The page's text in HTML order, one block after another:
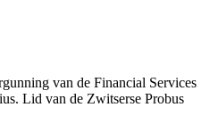
van de Financial Services
Lid van de Zwitserse Probus